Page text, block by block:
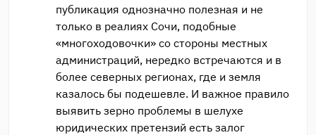
публикация однозначно полезная и не
только в реалиях Сочи, подобные
«многоходовочки» со стороны местных
администраций, нередко встречаются и в
более северных регионах, где и земля
казалось бы подешевле. И важное правило
выявить зерно проблемы в шелухе
юридических претензий есть залог